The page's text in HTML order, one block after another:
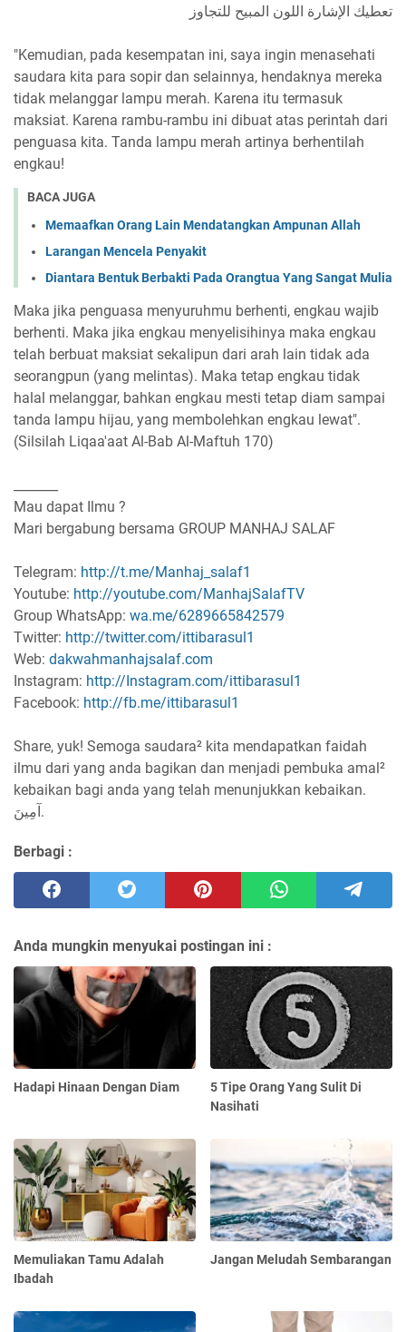
تعطيك الإشارة اللون المبيح للتجاوز
"Kemudian, pada kesempatan ini, saya ingin menasehati
saudara kita para sopir dan selainnya, hendaknya mereka
tidak melanggar lampu merah. Karena itu termasuk
maksiat. Karena rambu-rambu ini dibuat atas perintah dari
penguasa kita. Tanda lampu merah artinya berhentilah
engkau!
BACA JUGA
Memaafkan Orang Lain Mendatangkan Ampunan Allah
Larangan Mencela Penyakit
Diantara Bentuk Berbakti Pada Orangtua Yang Sangat Mulia
Maka jika penguasa menyuruhmu berhenti, engkau wajib
berhenti. Maka jika engkau menyelisihinya maka engkau
telah berbuat maksiat sekalipun dari arah lain tidak ada
seorangpun (yang melintas). Maka tetap engkau tidak
halal melanggar, bahkan engkau mesti tetap diam sampai
tanda lampu hijau, yang membolehkan engkau lewat".
(Silsilah Liqaa'aat Al-Bab Al-Maftuh 170)
Mau dapat Ilmu ?
Mari bergabung bersama GROUP MANHAJ SALAF
Telegram: http://t.me/Manhaj_salaf1
Youtube: http://youtube.com/ManhajSalafTV
Group WhatsApp: wa.me/6289665842579
Twitter: http://twitter.com/ittibarasul1
Web: dakwahmanhajsalaf.com
Instagram: http://Instagram.com/ittibarasul1
Facebook: http://fb.me/ittibarasul1
Share, yuk! Semoga saudara² kita mendapatkan faidah
ilmu dari yang anda bagikan dan menjadi pembuka amal²
kebaikan bagi anda yang telah menunjukkan kebaikan.
آمِينَ.
Berbagi :
Anda mungkin menyukai postingan ini :
Hadapi Hinaan Dengan Diam
5 Tipe Orang Yang Sulit Di
Nasihati
Memuliakan Tamu Adalah
Ibadah
Jangan Meludah Sembarangan